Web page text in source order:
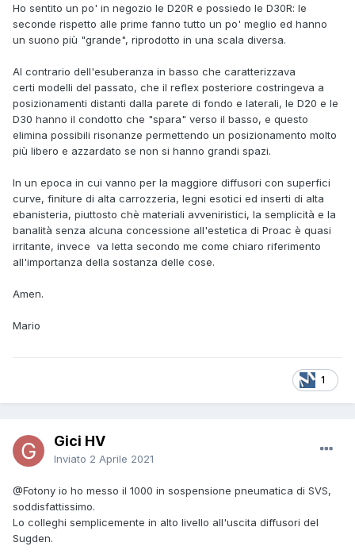
Ho sentito un po' in negozio le D20R e possiedo le D30R: le
seconde rispetto alle prime fanno tutto un po' meglio ed hanno
un suono più "grande", riprodotto in una scala diversa.
Al contrario dell'esuberanza in basso che caratterizzava
certi modelli del passato, che il reflex posteriore costringeva a
posizionamenti distanti dalla parete di fondo e laterali, le D20 e le
D30 hanno il condotto che "spara" verso il basso, e questo
elimina possibili risonanze permettendo un posizionamento molto
più libero e azzardato se non si hanno grandi spazi.
In un epoca in cui vanno per la maggiore diffusori con superfici
curve, finiture di alta carrozzeria, legni esotici ed inserti di alta
ebanisteria, piuttosto chè materiali avveniristici, la semplicità e la
banalità senza alcuna concessione all'estetica di Proac è quasi
irritante, invece va letta secondo me come chiaro riferimento
all'importanza della sostanza delle cose.
Amen.
Mario
1
Gici HV
Inviato 2 Aprile 2021
@Fotony io ho messo il 1000 in sospensione pneumatica di SVS,
soddisfattissimo.
Lo colleghi semplicemente in alto livello all'uscita diffusori del
Sugden.